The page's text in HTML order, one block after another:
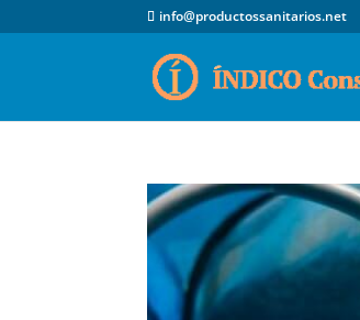
info@productossanitarios.net